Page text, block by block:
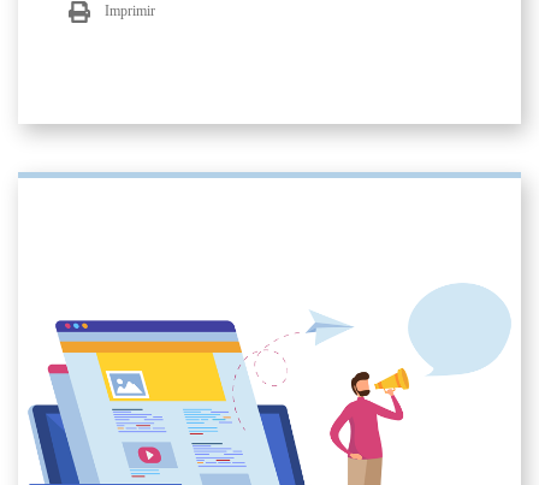
Imprimir